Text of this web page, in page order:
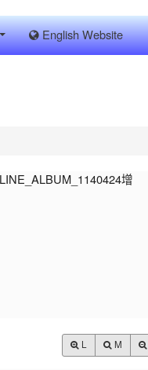
English Website
M